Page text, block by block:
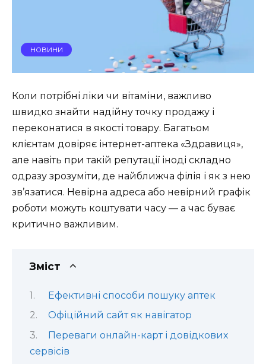
НОВИНИ
Коли потрібні ліки чи вітаміни, важливо
швидко знайти надійну точку продажу і
переконатися в якості товару. Багатьом
клієнтам довіряє інтернет-аптека «Здравиця»,
але навіть при такій репутації іноді складно
одразу зрозуміти, де найближча філія і як з нею
зв’язатися. Невірна адреса або невірний графік
роботи можуть коштувати часу — а час буває
критично важливим.
Зміст
Ефективні способи пошуку аптек
Офіційний сайт як навігатор
Переваги онлайн-карт і довідкових
сервісів